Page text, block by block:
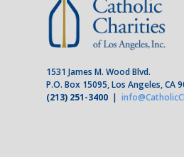
1531 James M. Wood Blvd.
P.O. Box 15095, Los Angeles, CA
(213) 251-3400 |